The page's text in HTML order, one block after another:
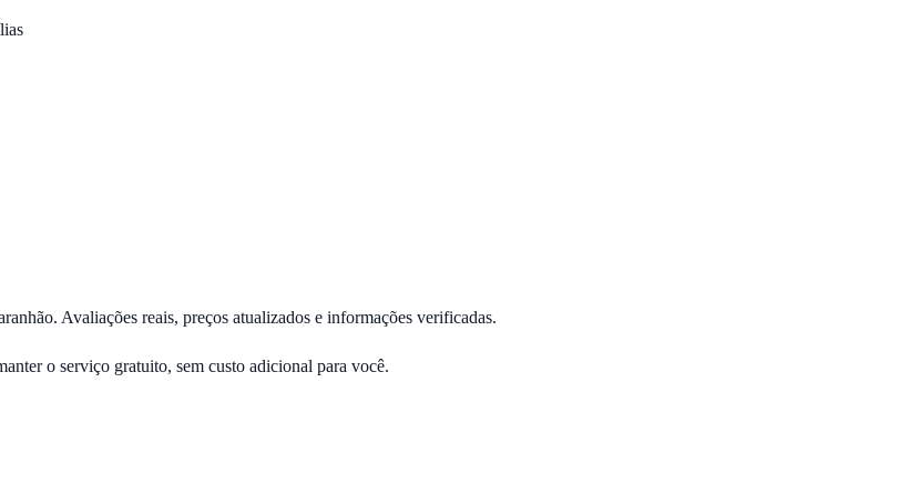
. Avaliações reais, preços atualizados e informações verificadas.
o serviço gratuito, sem custo adicional para você.